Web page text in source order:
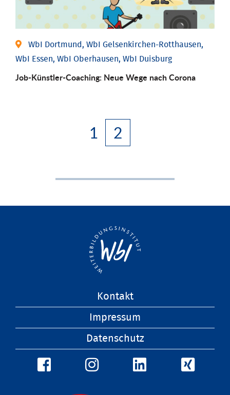
WbI Dortmund, WbI Gelsenkirchen-Rotthausen,
WbI Essen, WbI Oberhausen, WbI Duisburg
Job-Künstler-Coaching: Neue Wege nach Corona
1 2
Kontakt
Impressum
Datenschutz